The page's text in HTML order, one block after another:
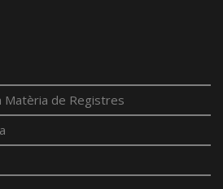
Matèria de Registres